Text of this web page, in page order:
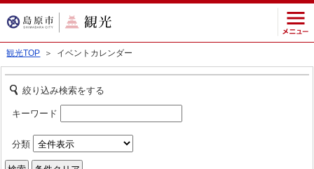
観光TOP ＞ イベントカレンダー
絞り込み検索をする
キーワード
分類